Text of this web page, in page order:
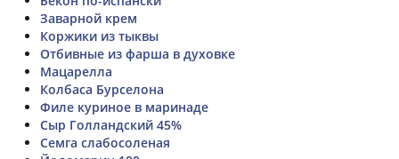
Заварной крем
Коржики из тыквы
Отбивные из фарша в духовке
Мацарелла
Колбаса Бурселона
Филе куриное в маринаде
Сыр Голландский 45%
Семга слабосоленая